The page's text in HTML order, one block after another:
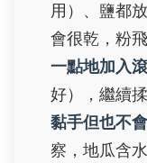
用）、鹽都
會很乾，粉
一點地加入
好），繼續
黏手但也不
察，地瓜含